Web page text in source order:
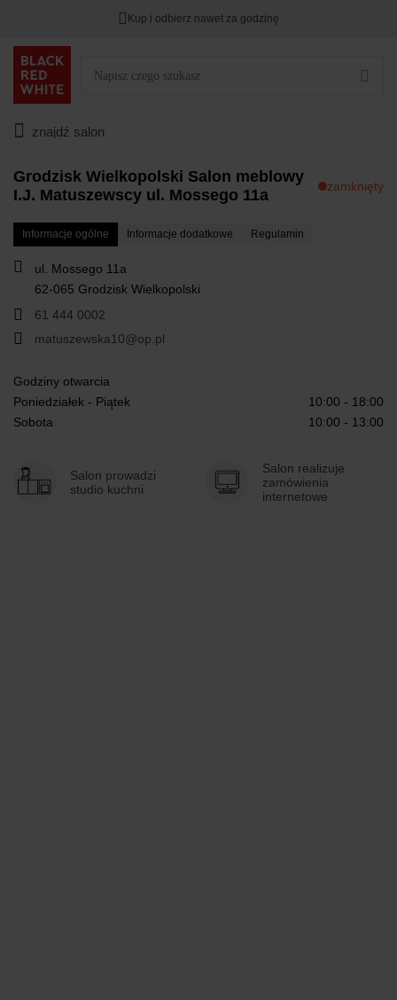
HITY DNIA przy zapisie na Newsletter.
Kup i odbierz nawet za godzinę
znajdź salon
Grodzisk Wielkopolski Salon meblowy
I.J. Matuszewscy ul. Mossego 11a
zamknięty
Informacje ogólne Informacje dodatkowe Regulamin
ul. Mossego 11a
62-065 Grodzisk Wielkopolski
61 444 0002
matuszewska10@op.pl
Godziny otwarcia
Poniedziałek - Piątek
10:00 - 18:00
Sobota
10:00 - 13:00
Salon prowadzi
studio kuchni
Salon realizuje
zamówienia
internetowe